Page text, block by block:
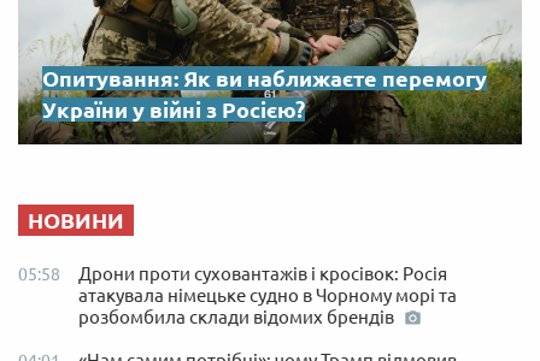
Опитування: Як ви наближаєте перемогу
України у війні з Росією?
НОВИНИ
05:58
Дрони проти суховантажів і кросівок: Росія
атакувала німецьке судно в Чорному морі та
розбомбила склади відомих брендів